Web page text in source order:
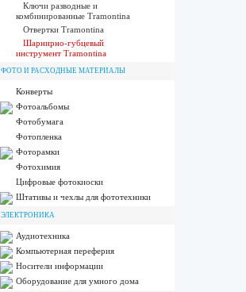
Ключи разводные и
комбинированные Tramontina
Отвертки Tramontina
Шарнирно-губцевый
инструмент Tramontina
ФОТО И РАСХОДНЫЕ МАТЕРИАЛЫ
Конверты
Фотоальбомы
Фотобумага
Фотопленка
Фоторамки
Фотохимия
Цифровые фотокиоски
Штативы и чехлы для фототехники
ЭЛЕКТРОНИКА
Аудиотехника
Компьютерная переферия
Носители информации
Оборудование для умного дома